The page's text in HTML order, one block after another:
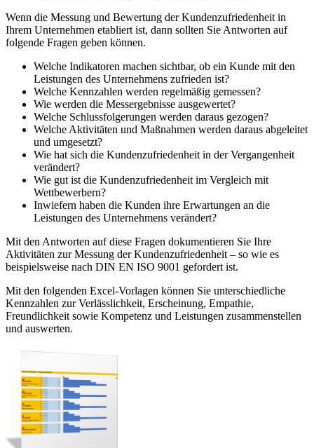
Wenn die Messung und Bewertung der Kundenzufriedenheit in
Ihrem Unternehmen etabliert ist, dann sollten Sie Antworten auf
folgende Fragen geben können.
Welche Indikatoren machen sichtbar, ob ein Kunde mit den
Leistungen des Unternehmens zufrieden ist?
Welche Kennzahlen werden regelmäßig gemessen?
Wie werden die Messergebnisse ausgewertet?
Welche Schlussfolgerungen werden daraus gezogen?
Welche Aktivitäten und Maßnahmen werden daraus abgeleitet
und umgesetzt?
Wie hat sich die Kundenzufriedenheit in der Vergangenheit
verändert?
Wie gut ist die Kundenzufriedenheit im Vergleich mit
Wettbewerbern?
Inwiefern haben die Kunden ihre Erwartungen an die
Leistungen des Unternehmens verändert?
Mit den Antworten auf diese Fragen dokumentieren Sie Ihre
Aktivitäten zur Messung der Kundenzufriedenheit – so wie es
beispielsweise nach DIN EN ISO 9001 gefordert ist.
Mit den folgenden Excel-Vorlagen können Sie unterschiedliche
Kennzahlen zur Verlässlichkeit, Erscheinung, Empathie,
Freundlichkeit sowie Kompetenz und Leistungen zusammenstellen
und auswerten.